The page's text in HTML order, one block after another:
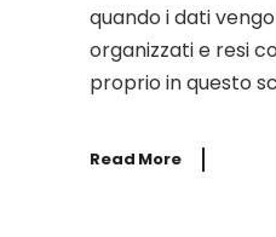
quando i dati
organizzati e resi
proprio in questo
Read More